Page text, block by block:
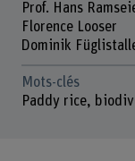
Prof. Hans
Florence Looser
Dominik
Mots-clés
Paddy rice,